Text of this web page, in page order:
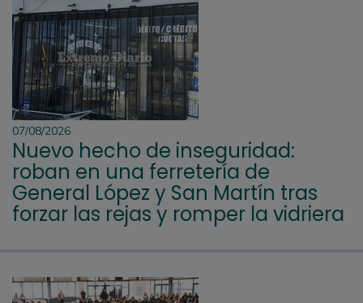
07/08/2026
Nuevo hecho de inseguridad:
roban en una ferretería de
General López y San Martín tras
forzar las rejas y romper la vidriera